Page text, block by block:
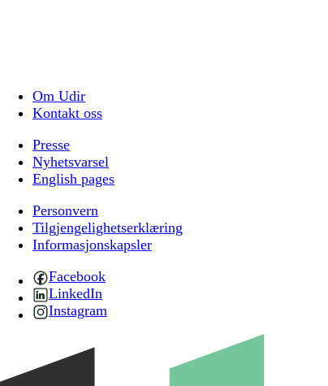
Om Udir
Kontakt oss
Presse
Nyhetsvarsel
English pages
Personvern
Tilgjengelighetserklæring
Informasjonskapsler
Facebook
LinkedIn
Instagram